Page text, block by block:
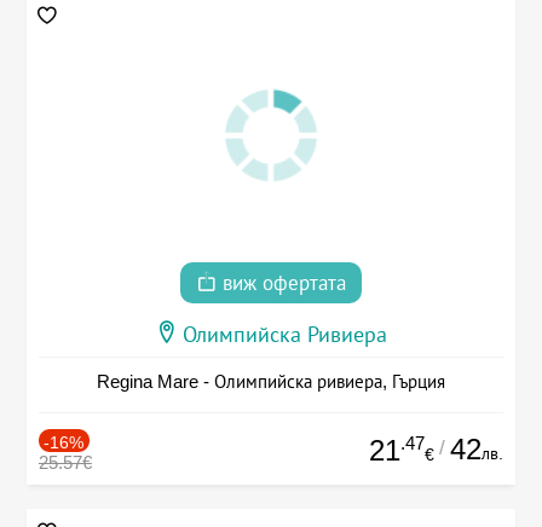
виж офертата
Олимпийска Ривиера
Regina Mare - Олимпийска ривиера, Гърция
-16%
25.57€ 21.47
€ / 42лв.